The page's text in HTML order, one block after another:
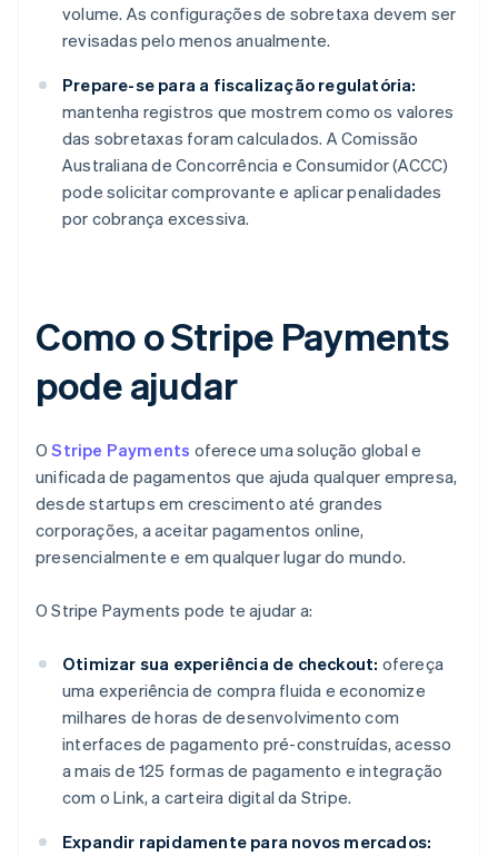
volume. As configurações de sobretaxa devem ser
revisadas pelo menos anualmente.
Prepare-se para a fiscalização regulatória:
mantenha registros que mostrem como os valores
das sobretaxas foram calculados. A Comissão
Australiana de Concorrência e Consumidor (ACCC)
pode solicitar comprovante e aplicar penalidades
por cobrança excessiva.
Como o Stripe Payments
pode ajudar
OStripe Payments oferece uma solução global e
unificada de pagamentos que ajuda qualquer empresa,
desde startups em crescimento até grandes
corporações, a aceitar pagamentos online,
presencialmente e em qualquer lugar do mundo.
O Stripe Payments pode te ajudar a:
Otimizar sua experiência de checkout: ofereça
uma experiência de compra fluida e economize
milhares de horas de desenvolvimento com
interfaces de pagamento pré-construídas, acesso
a mais de 125 formas de pagamento e integração
com o Link, a carteira digital da Stripe.
Expandir rapidamente para novos mercados: